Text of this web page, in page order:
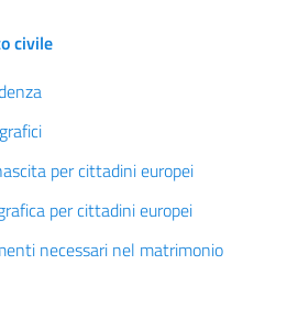
civile
per cittadini europei
per cittadini europei
necessari nel matrimonio